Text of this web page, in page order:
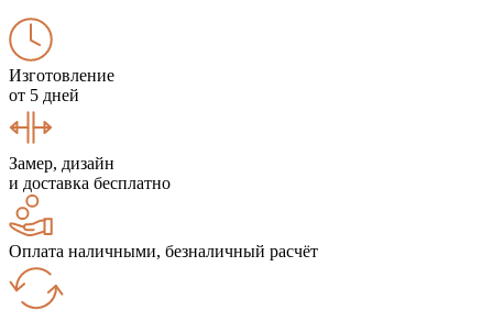
Изготовление
от 5 дней
Замер, дизайн
и доставка бесплатно
Оплата наличными, безналичный расчёт